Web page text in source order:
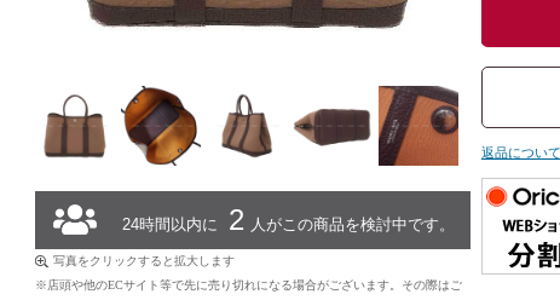
24時間以内に 2 人がこの商品を検討中です。
写真をクリックすると拡大します
※店頭や他のECサイト等で先に売り切れになる場合がございます。その際はご
返品につい